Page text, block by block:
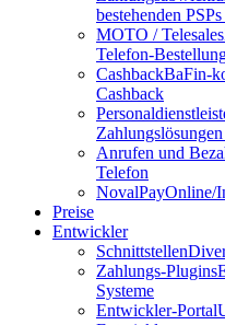
bestehenden
MOTO / Telesales
Telefon-
CashbackBaFin-
Cashback
Anrufen und
Telefon
NovalPayOnline/
Preise
Entwickler
Schnittstellen
Zahlungs-Plugins
Systeme
Entwickler-Portal